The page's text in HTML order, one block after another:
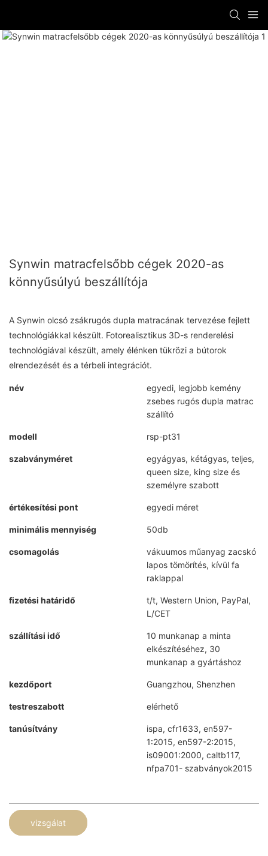
Synwin matracfelsőbb cégek 2020-as
könnyűsúlyú beszállítója
A Synwin olcsó zsákrugós dupla matracának tervezése fejlett
technológiákkal készült. Fotorealisztikus 3D-s renderelési
technológiával készült, amely élénken tükrözi a bútorok
elrendezését és a térbeli integrációt.
név
egyedi, legjobb kemény
zsebes rugós dupla matrac
szállító
modell rsp-pt31
szabványméret
egyágyas, kétágyas, teljes,
queen size, king size és
személyre szabott
értékesítési pont egyedi méret
minimális mennyiség 50db
csomagolás
vákuumos műanyag zacskó
lapos tömörítés, kívül fa
raklappal
fizetési határidő
t/t, Western Union, PayPal,
L/CET
szállítási idő
10 munkanap a minta
elkészítéséhez, 30
munkanap a gyártáshoz
kezdőport Guangzhou, Shenzhen
testreszabott elérhető
tanúsítvány
ispa, cfr1633, en597-
1:2015, en597-2:2015,
is09001:2000, caltb117,
nfpa701- szabványok2015
vizsgálat